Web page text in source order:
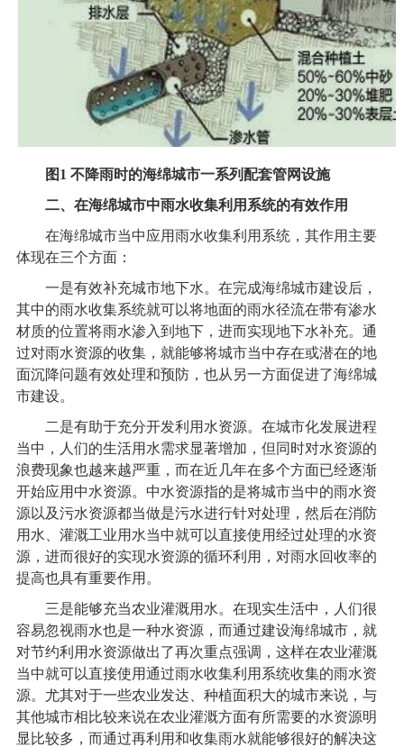
图1 不降雨时的海绵城市一系列配套管网设施
二、在海绵城市中雨水收集利用系统的有效作用
在海绵城市当中应用雨水收集利用系统，其作用主要
体现在三个方面：
一是有效补充城市地下水。在完成海绵城市建设后，
其中的雨水收集系统就可以将地面的雨水径流在带有渗水
材质的位置将雨水渗入到地下，进而实现地下水补充。通
过对雨水资源的收集，就能够将城市当中存在或潜在的地
面沉降问题有效处理和预防，也从另一方面促进了海绵城
市建设。
二是有助于充分开发利用水资源。在城市化发展进程
当中，人们的生活用水需求显著增加，但同时对水资源的
浪费现象也越来越严重，而在近几年在多个方面已经逐渐
开始应用中水资源。中水资源指的是将城市当中的雨水资
源以及污水资源都当做是污水进行针对处理，然后在消防
用水、灌溉工业用水当中就可以直接使用经过处理的水资
源，进而很好的实现水资源的循环利用，对雨水回收率的
提高也具有重要作用。
三是能够充当农业灌溉用水。在现实生活中，人们很
容易忽视雨水也是一种水资源，而通过建设海绵城市，就
对节约利用水资源做出了再次重点强调，这样在农业灌溉
当中就可以直接使用通过雨水收集利用系统收集的雨水资
源。尤其对于一些农业发达、种植面积大的城市来说，与
其他城市相比较来说在农业灌溉方面有所需要的水资源明
显比较多，而通过再利用和收集雨水就能够很好的解决这